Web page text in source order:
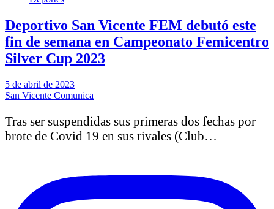
Deportivo San Vicente FEM debutó este
fin de semana en Campeonato Femicentro
Silver Cup 2023
5 de abril de 2023
San Vicente Comunica
Tras ser suspendidas sus primeras dos fechas por
brote de Covid 19 en sus rivales (Club…